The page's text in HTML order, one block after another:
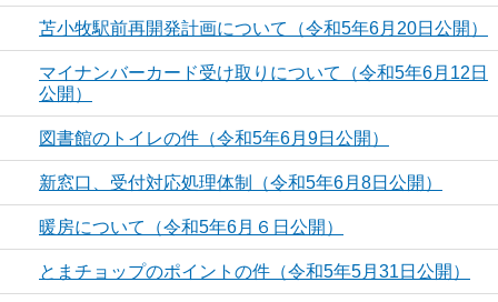
苫小牧駅前再開発計画について（令和5年6月20日公開）
マイナンバーカード受け取りについて（令和5年6月12日
公開）
図書館のトイレの件（令和5年6月9日公開）
新窓口、受付対応処理体制（令和5年6月8日公開）
暖房について（令和5年6月６日公開）
とまチョップのポイントの件（令和5年5月31日公開）